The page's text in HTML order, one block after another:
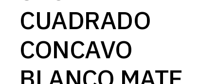
CUADRADO
CONCAVO